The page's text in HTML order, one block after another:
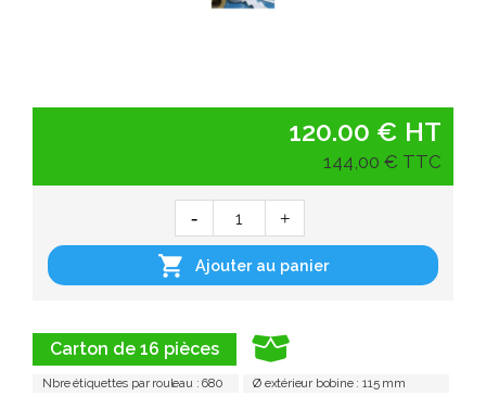
Carton de 16 pièces
Nbre étiquettes par rouleau : 680
Ø extérieur bobine : 115 mm
120.00 € HT
144,00 € TTC
 Ajouter au panier